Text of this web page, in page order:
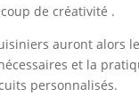
de créativité .
auront alors
et la
personnalisés.